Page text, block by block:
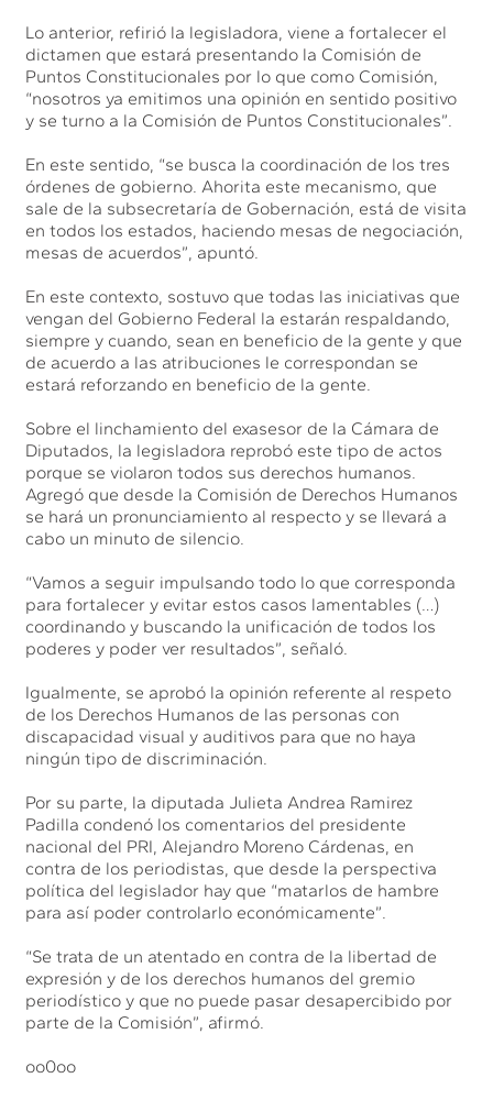
Lo anterior, refirió la legisladora, viene a fortalecer el
dictamen que estará presentando la Comisión de
Puntos Constitucionales por lo que como Comisión,
“nosotros ya emitimos una opinión en sentido positivo
y se turno a la Comisión de Puntos Constitucionales”.
En este sentido, “se busca la coordinación de los tres
órdenes de gobierno. Ahorita este mecanismo, que
sale de la subsecretaría de Gobernación, está de visita
en todos los estados, haciendo mesas de negociación,
mesas de acuerdos”, apuntó.
En este contexto, sostuvo que todas las iniciativas que
vengan del Gobierno Federal la estarán respaldando,
siempre y cuando, sean en beneficio de la gente y que
de acuerdo a las atribuciones le correspondan se
estará reforzando en beneficio de la gente.
Sobre el linchamiento del exasesor de la Cámara de
Diputados, la legisladora reprobó este tipo de actos
porque se violaron todos sus derechos humanos.
Agregó que desde la Comisión de Derechos Humanos
se hará un pronunciamiento al respecto y se llevará a
cabo un minuto de silencio.
“Vamos a seguir impulsando todo lo que corresponda
para fortalecer y evitar estos casos lamentables (…)
coordinando y buscando la unificación de todos los
poderes y poder ver resultados”, señaló.
Igualmente, se aprobó la opinión referente al respeto
de los Derechos Humanos de las personas con
discapacidad visual y auditivos para que no haya
ningún tipo de discriminación.
Por su parte, la diputada Julieta Andrea Ramirez
Padilla condenó los comentarios del presidente
nacional del PRI, Alejandro Moreno Cárdenas, en
contra de los periodistas, que desde la perspectiva
política del legislador hay que “matarlos de hambre
para así poder controlarlo económicamente”.
“Se trata de un atentado en contra de la libertad de
expresión y de los derechos humanos del gremio
periodístico y que no puede pasar desapercibido por
parte de la Comisión”, afirmó.
oo0oo